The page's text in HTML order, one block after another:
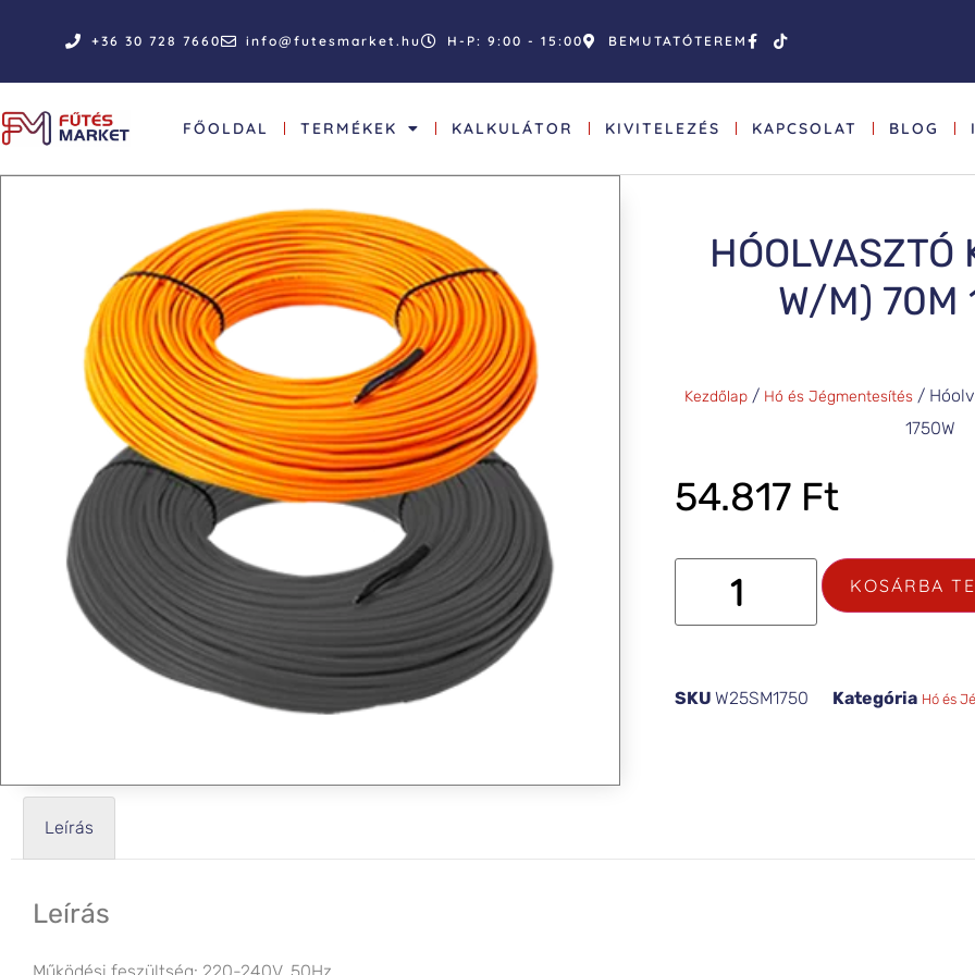
+36 30 728 7660 info@futesmarket.hu H-P: 9:00 - 15:00 BEMUTATÓTEREM
FŐOLDAL TERMÉKEK KALKULÁTOR KIVITELEZÉS KAPCSOLAT BLOG
HÓOLVASZTÓ
W/M) 70M
Kezdőlap/ Hó és Jégmentesítés/
1750W
54.817 Ft
KOSÁRBA
SKU W25SM1750 Kategória Hó és
Leírás
Leírás